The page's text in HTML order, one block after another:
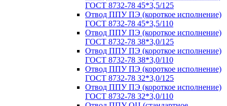
ГОСТ 8732-78 45*3,5/125
Отвод ППУ ПЭ (короткое исполнение)
ГОСТ 8732-78 45*3,5/110
Отвод ППУ ПЭ (короткое исполнение)
ГОСТ 8732-78 38*3,0/125
Отвод ППУ ПЭ (короткое исполнение)
ГОСТ 8732-78 38*3,0/110
Отвод ППУ ПЭ (короткое исполнение)
ГОСТ 8732-78 32*3,0/125
Отвод ППУ ПЭ (короткое исполнение)
ГОСТ 8732-78 32*3,0/110